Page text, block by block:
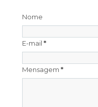
Nome
E-mail *
Mensagem *